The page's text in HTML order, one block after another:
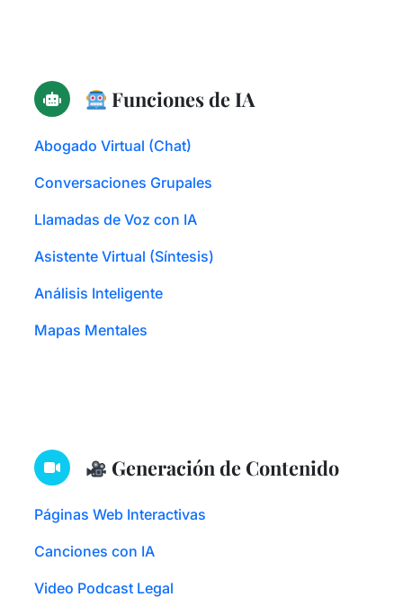
Funciones de IA
Abogado Virtual (Chat)
Conversaciones Grupales
Llamadas de Voz con IA
Asistente Virtual (Síntesis)
Análisis Inteligente
Mapas Mentales
Generación de Contenido
Páginas Web Interactivas
Canciones con IA
Video Podcast Legal